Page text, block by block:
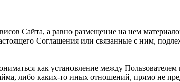
Сайта, а равно размещение на нем
Соглашения или связанные с ним,
как установление между
либо каких-то иных отношений, прямо не